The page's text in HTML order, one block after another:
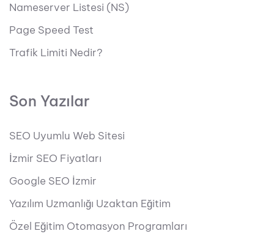
Nameserver Listesi (NS)
Page Speed Test
Trafik Limiti Nedir?
Son Yazılar
SEO Uyumlu Web Sitesi
İzmir SEO Fiyatları
Google SEO İzmir
Yazılım Uzmanlığı Uzaktan Eğitim
Özel Eğitim Otomasyon Programları